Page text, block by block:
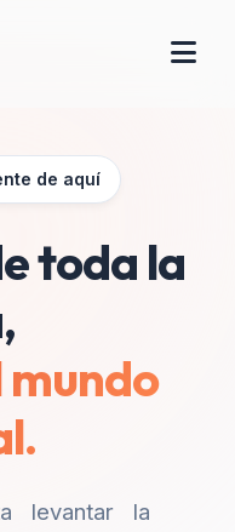
de aquí
toda la
mundo
levantar la